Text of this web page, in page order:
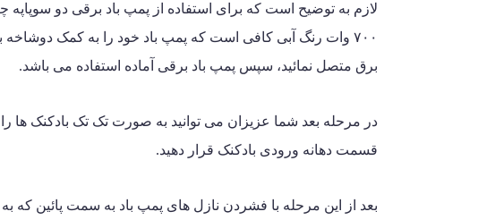
۷۰۰ وات رنگ آبی کافی است که پمپ باد خود را به کمک
برق متصل نمائید، سپس پمپ باد برقی آماده استفاده می باشد.
در مرحله بعد شما عزیزان می توانید به صورت تک تک بادکنک ها را
قسمت دهانه ورودی بادکنک قرار دهید.
بعد از این مرحله با فشردن نازل های پمپ باد به سمت پائین